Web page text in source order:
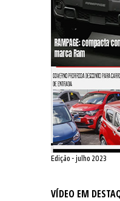
Edição - julho 2023
VÍDEO EM